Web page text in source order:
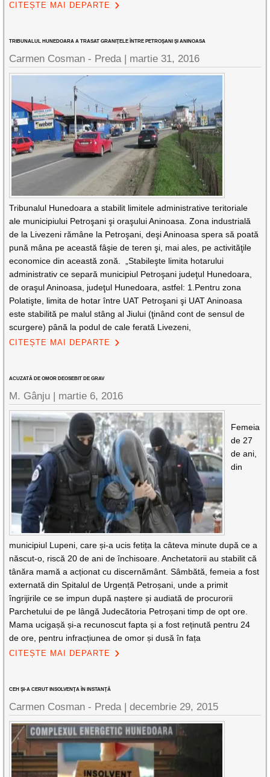
CITEȘTE MAI DEPARTE
TRIBUNALUL HUNEDOARA A TRASAT GRANIŢELE ÎNTRE PETROŞANI ŞI ANINOASA
Carmen Cosman - Preda | martie 31, 2016
Tribunalul Hunedoara a stabilit limitele administrative teritoriale
ale municipiului Petroşani şi oraşului Aninoasa. Zona industrială
de la Livezeni rămâne la Petroşani, deşi Aninoasa spera să poată
pună mâna pe această fâşie de teren şi, mai ales, pe activităţile
economice din această zonă. „Stabileşte limita hotarului
administrativ ce separă municipiul Petroşani judeţul Hunedoara,
de oraşul Aninoasa, judeţul Hunedoara, astfel: 1.Pentru zona
Polatişte, limita de hotar între UAT Petroşani şi UAT Aninoasa
este stabilită pe malul stâng al Jiului (ţinând cont de sensul de
scurgere) până la podul de cale ferată Livezeni,
CITEȘTE MAI DEPARTE
ACUZATĂ DE OMOR DEOSEBIT DE GRAV
M. Gânju | martie 6, 2016
Femeia
de 27
de ani,
din
municipiul Lupeni, care și-a ucis fetița la câteva minute după ce a
născut-o, riscă 20 de ani de închisoare. Anchetatorii au stabilit că
tânăra mamă a acționat cu discernământ. Sâmbătă, femeia a fost
externată din Spitalul de Urgență Petroșani, unde a primit
îngrijirile ce se impun după naștere și audiată de procurorii
Parchetului de pe lângă Judecătoria Petroșani timp de opt ore.
Mama ucigașă și-a recunoscut fapta și a fost reținută pentru 24
de ore, pentru infracțiunea de omor și dusă în fața
CITEȘTE MAI DEPARTE
CEH ŞI-A CERUT INSOLVENŢA ÎN INSTANŢĂ
Carmen Cosman - Preda |decembrie 29, 2015